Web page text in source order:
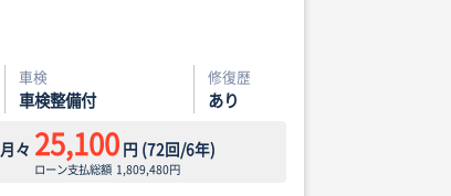
車検
車検整備付
修復歴
あり
月々 25,100円 (72回/6年)
ローン支払総額 1,809,480円